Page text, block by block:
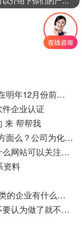
国家有规定ISO9001:2000版的认证在明年12月份前必须全部更新吗?
企业认证
来 帮帮我
请问ISO9001:2008体系涉及到安全方面么？公司为化工企业。
ISO9000质量管理体系版本更新从什么网站可以关注到？希望能有专业人士帮帮我
资料
iso9000质量管理认证对于通信工程类的企业有什么标准要求？
企业可以做ISO9000认证的，但是不要认为做了就不要维护了？